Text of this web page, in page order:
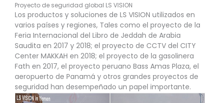
Proyecto de seguridad global LS VISION
Los productos y soluciones de LS VISION utilizados en
varios países y regiones, Tales como el proyecto de la
Feria Internacional del Libro de Jeddah de Arabia
Saudita en 2017 y 2018; el proyecto de CCTV del CITY
Center MAKKAH en 2018; el proyecto de la gasolinera
Fath en 2017, el proyecto peruano Bass Amas Plaza, el
aeropuerto de Panamá y otros grandes proyectos de
seguridad han desempeñado un papel importante.